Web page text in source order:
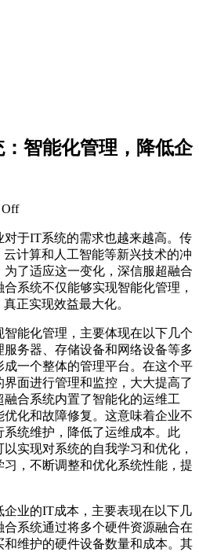
智能化管理，降低企
Off
对于IT系统的需求也越来越高。传
计算和人工智能等新兴技术的冲
了适应这一变化，深信服超融合
系统不仅能够实现智能化管理，
正实现效益最大化。
能化管理，主要体现在以下几个
务器、存储设备和网络设备等多
一个整体的管理平台。在这个平
面进行管理和监控，大大提高了
合系统内置了智能化的运维工
化和故障修复。这意味着企业不
统维护，降低了运维成本。此
实现对系统的自我学习和优化，
，不断调整和优化系统性能，提
业的IT成本，主要表现在以下几
系统通过将多个硬件资源融合在
维护的硬件设备数量和成本。其